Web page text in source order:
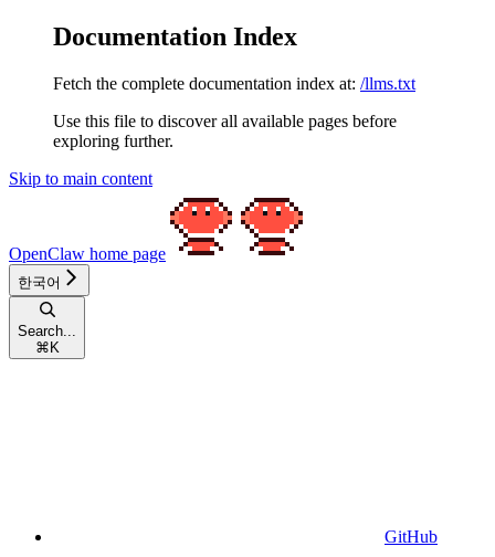
Documentation Index
Fetch the complete documentation index at: /llms.txt
Use this file to discover all available pages before
exploring further.
Skip to main content
OpenClaw home page
한국어
Search...
⌘ K
GitHub